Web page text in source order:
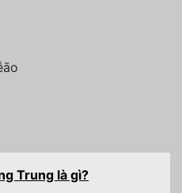
Trung là gì?